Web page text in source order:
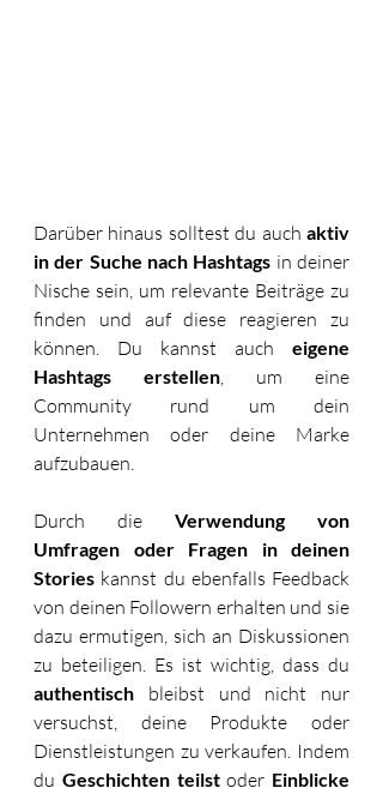
Darüber hinaus solltest du auch aktiv
in der Suche nach Hashtags in deiner
Nische sein, um relevante Beiträge zu
finden und auf diese reagieren zu
können. Du kannst auch eigene
Hashtags erstellen , um eine
Community rund um dein
Unternehmen oder deine Marke
aufzubauen.
Durch die Verwendung von
Umfragen oder Fragen in deinen
Stories kannst du ebenfalls Feedback
von deinen Followern erhalten und sie
dazu ermutigen, sich an Diskussionen
authentisch bleibst und nicht nur
versuchst, deine Produkte oder
Dienstleistungen zu verkaufen. Indem
du Geschichten teilst oder Einblicke